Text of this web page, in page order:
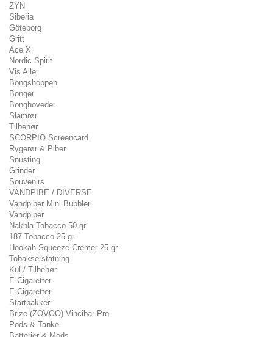
ZYN
Siberia
Göteborg
Gritt
Ace X
Nordic Spirit
Vis Alle
Bongshoppen
Bonger
Bonghoveder
Slamrør
Tilbehør
SCORPIO Screencard
Rygerør & Piber
Snusting
Grinder
Souvenirs
VANDPIBE / DIVERSE
Vandpiber Mini Bubbler
Vandpiber
Nakhla Tobacco 50 gr
187 Tobacco 25 gr
Hookah Squeeze Cremer 25 gr
Tobakserstatning
Kul / Tilbehør
E-Cigaretter
E-Cigaretter
Startpakker
Brize (ZOVOO) Vincibar Pro
Pods & Tanke